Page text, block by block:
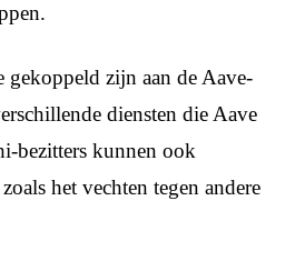
gekoppeld zijn aan de Aave-
diensten die Aave
bezitters kunnen ook
het vechten tegen andere